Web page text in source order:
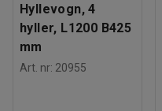
Hyllevogn, 4
hyller, L1200 B425
mm
Art. nr: 20955